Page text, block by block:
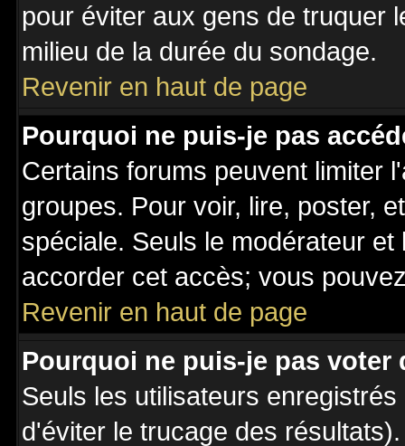
pour éviter aux gens de truquer
milieu de la durée du sondage.
Revenir en haut de page
Pourquoi ne puis-je pas
Certains forums peuvent limiter
groupes. Pour voir, lire, poster,
spéciale. Seuls le modérateur
accorder cet accès; vous
Revenir en haut de page
Pourquoi ne puis-je pas voter
Seuls les utilisateurs
d'éviter le trucage des